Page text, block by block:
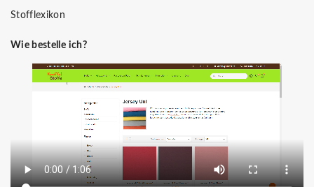
Stofflexikon
Wie bestelle ich?